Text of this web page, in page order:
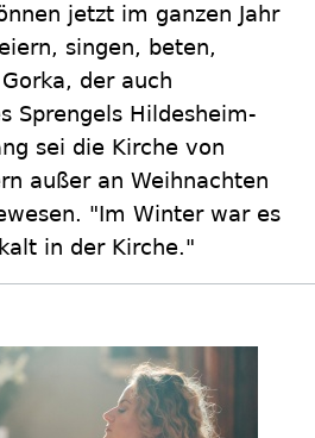
jetzt im ganzen Jahr
singen, beten,
der auch
Sprengels Hildesheim-
sei die Kirche von
außer an Weihnachten
"Im Winter war es
in der Kirche."